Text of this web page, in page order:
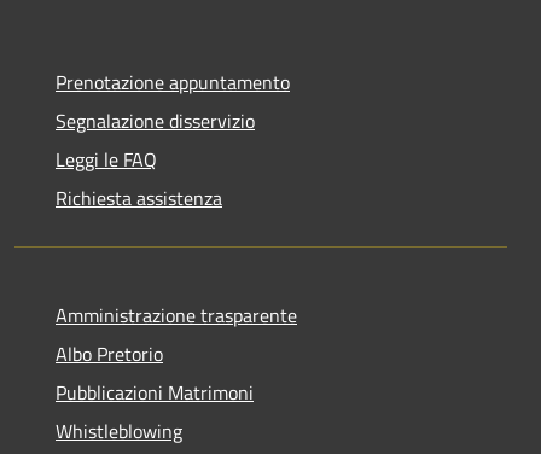
Prenotazione appuntamento
Segnalazione disservizio
Leggi le FAQ
Richiesta assistenza
Amministrazione trasparente
Albo Pretorio
Pubblicazioni Matrimoni
Whistleblowing